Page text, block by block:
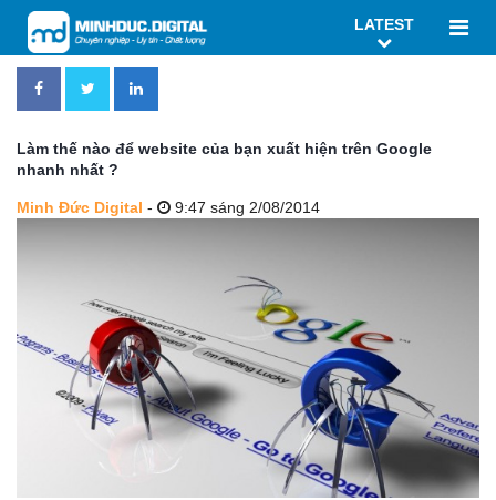
LATEST
Làm thế nào để website của bạn xuất hiện trên Google
nhanh nhất ?
Minh Đức Digital - 9:47 sáng 2/08/2014